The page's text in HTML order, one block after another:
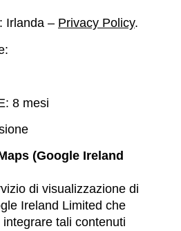
Irlanda – Privacy Policy.
8 mesi
(Google Ireland
di visualizzazione di
Ireland Limited che
tali contenuti